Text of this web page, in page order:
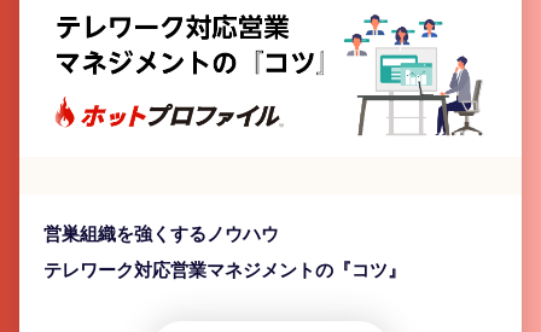
営巣組織を強くするノウハウ
テレワーク対応営業マネジメントの『コツ』